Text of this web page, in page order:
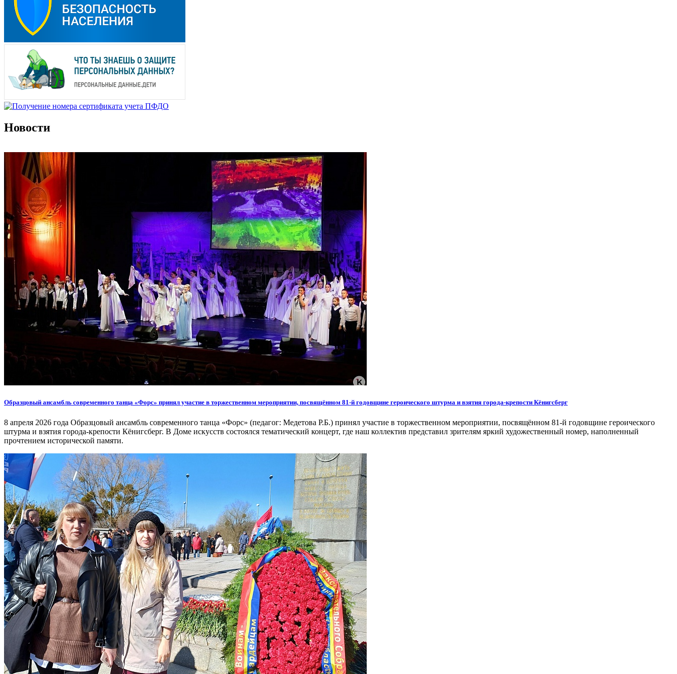
Новости
Образцовый ансамбль современного танца «Форс» принял участие в торжественном мероприятии, посвящённом 81-й годовщине героического штурма и взятия города-крепости Кёнигсберг
8 апреля 2026 года Образцовый ансамбль современного танца «Форс» (педагог: Медетова Р.Б.) принял участие в торжественном мероприятии, посвящённом 81-й годовщине героического
штурма и взятия города-крепости Кёнигсберг. В Доме искусств состоялся тематический концерт, где наш коллектив представил зрителям яркий художественный номер, наполненный
прочтением исторической памяти.